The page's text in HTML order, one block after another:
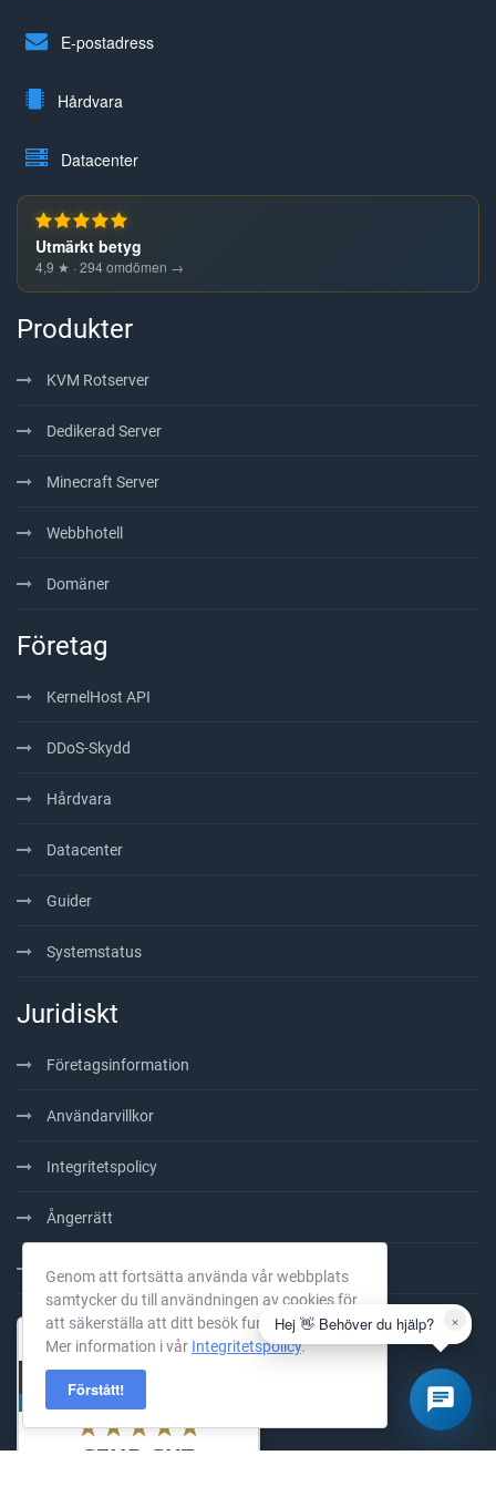
E-postadress
Hårdvara
Datacenter
Utmärkt betyg
4,9 ★ · 294 omdömen →
Produkter
KVM Rotserver
Dedikerad Server
Minecraft Server
Webbhotell
Domäner
Företag
KernelHost API
DDoS-Skydd
Hårdvara
Datacenter
Guider
Systemstatus
Juridiskt
Företagsinformation
Användarvillkor
Integritetspolicy
Ångerrätt
100% Förbetalt
Genom att fortsätta använda vår webbplats
samtycker du till användningen av cookies för
att säkerställa att ditt besök fungerar smidigt.
Mer information i vår Integritetspolicy.
Förstått!
×
Hej 👋 Behöver du hjälp?